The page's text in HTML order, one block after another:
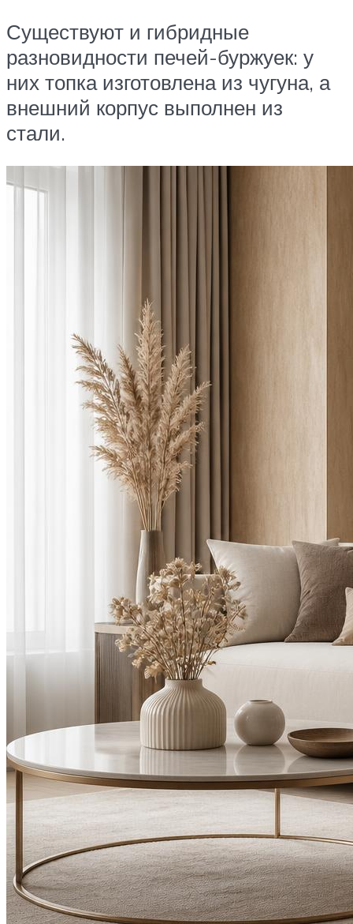
Существуют и гибридные
разновидности печей-буржуек: у
них топка изготовлена из чугуна, а
внешний корпус выполнен из
стали.